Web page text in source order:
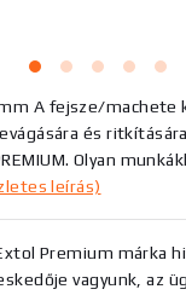
A fejsze/machete
és
Olyan
leírás)
Premium márka
vagyunk, az